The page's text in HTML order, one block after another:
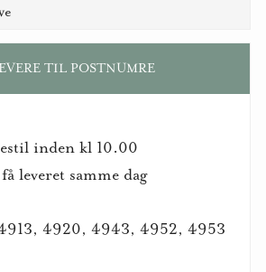
TIL POSTNUMRE
inden kl 10.00
leveret samme dag
4920, 4943, 4952, 4953